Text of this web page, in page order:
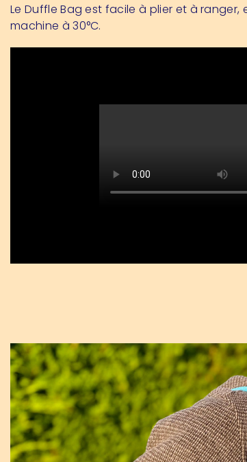
Le Duffle Bag est facile à plier et à ranger,
machine à 30°C.